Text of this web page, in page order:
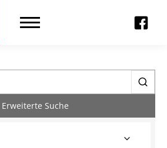
Erweiterte Suche